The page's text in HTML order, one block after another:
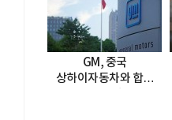
GM, 중국
상하이자동차와 합작